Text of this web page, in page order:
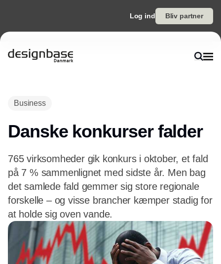
Log ind Bliv partner
Business
Danske konkurser falder
765 virksomheder gik konkurs i oktober, et fald
på 7 % sammenlignet med sidste år. Men bag
det samlede fald gemmer sig store regionale
forskelle – og visse brancher kæmper stadig for
at holde sig oven vande.